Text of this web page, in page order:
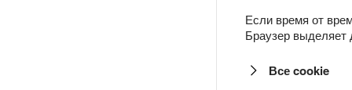
Если время от
Браузер
Все cookie